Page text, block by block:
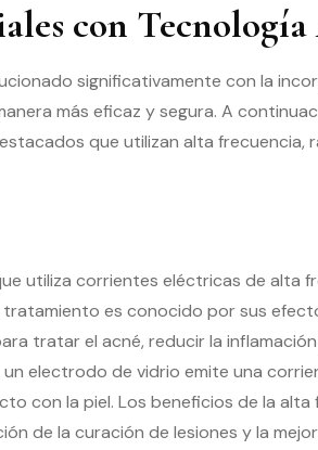
con
significativamente con la
más eficaz y segura. A
que utilizan alta frecuencia,
utiliza corrientes eléctricas de alta
tratamiento es conocido por sus
tratar el acné, reducir la
electrodo de vidrio emite una
con la piel. Los beneficios de la alta
de la curación de lesiones y la